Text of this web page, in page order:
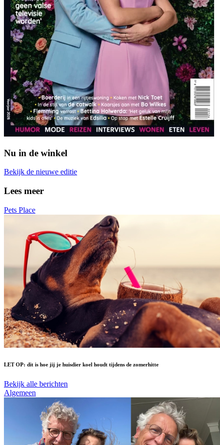
Nu in de winkel
Bekijk de nieuwe editie
Lees meer
Pets Place
LET OP: dit is hoe jij je huisdier koel houdt tijdens de zomerhitte
Bekijk alle berichten
Algemeen